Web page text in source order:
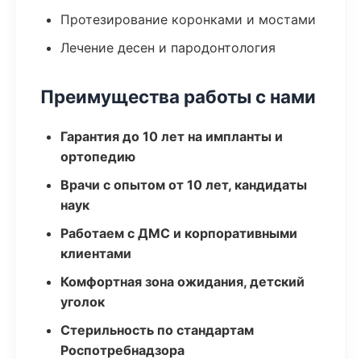
Протезирование коронками и мостами
Лечение десен и пародонтология
Преимущества работы с нами
Гарантия до 10 лет на импланты и
ортопедию
Врачи с опытом от 10 лет, кандидаты
наук
Работаем с ДМС и корпоративными
клиентами
Комфортная зона ожидания, детский
уголок
Стерильность по стандартам
Роспотребнадзора